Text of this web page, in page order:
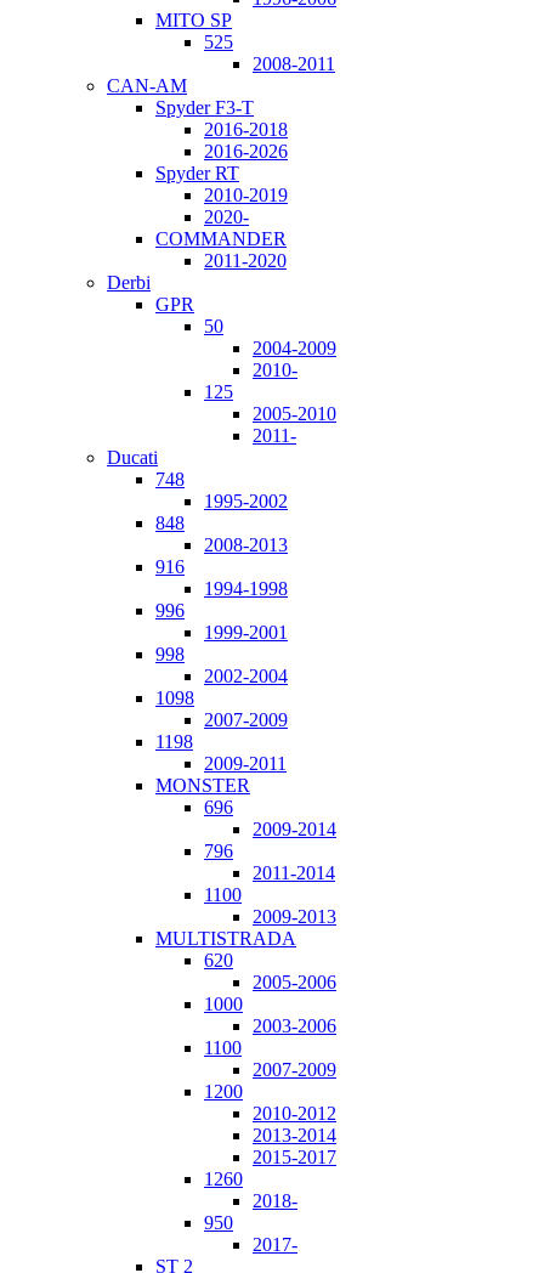
MITO SP
525
2008-2011
CAN-AM
Spyder F3-T
2016-2018
2016-2026
Spyder RT
2010-2019
2020-
COMMANDER
2011-2020
Derbi
GPR
50
2004-2009
2010-
125
2005-2010
2011-
Ducati
748
1995-2002
848
2008-2013
916
1994-1998
996
1999-2001
998
2002-2004
1098
2007-2009
1198
2009-2011
MONSTER
696
2009-2014
796
2011-2014
1100
2009-2013
MULTISTRADA
620
2005-2006
1000
2003-2006
1100
2007-2009
1200
2010-2012
2013-2014
2015-2017
1260
2018-
950
2017-
ST 2